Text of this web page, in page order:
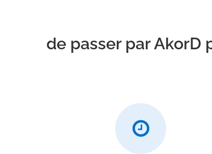
de passer par